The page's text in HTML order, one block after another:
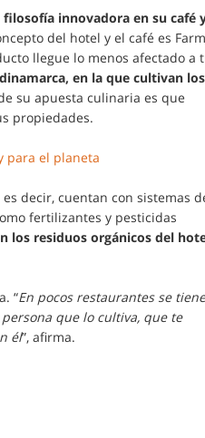
innovadora en su café
del hotel y el café es Farm
llegue lo menos afectado a
en la que cultivan los
su apuesta culinaria es que
propiedades.
para el planeta
es decir, cuentan con sistemas
fertilizantes y pesticidas
los residuos orgánicos del
“En pocos restaurantes se tiene
que lo cultiva, que te
él”, afirma.